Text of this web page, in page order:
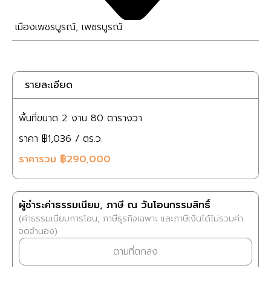
เมืองเพชรบูรณ์, เพชรบูรณ์
รายละเอียด
พื้นที่ขนาด 2 งาน 80 ตารางวา
ราคา ฿1,036 / ตร.ว.
ราคารวม ฿290,000
ผู้ชำระค่าธรรมเนียม, ภาษี ณ วันโอนกรรมสิทธิ์
(ค่าธรรมเนียมการโอน, ภาษีธุรกิจเฉพาะ และภาษีเงินได้ไม่รวมค่า
จดจำนอง)
ตามที่ตกลง